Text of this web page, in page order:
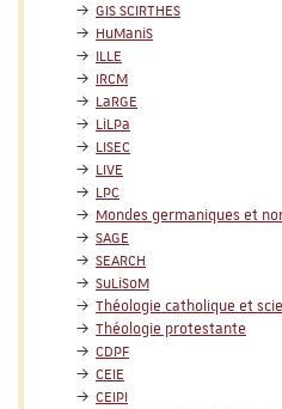
GIS SCIRTHES
HuManiS
ILLE
IRCM
LaRGE
LiLPa
LISEC
LIVE
LPC
Mondes germaniques et
SAGE
SEARCH
SuLiSoM
Théologie catholique et
Théologie protestante
CDPF
CEIE
CEIPI